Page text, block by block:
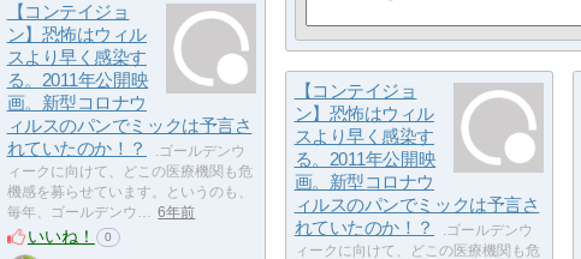
【コンテイジョ
ン】恐怖はウィル
スより早く感染す
る。2011年公開映
画。新型コロナウ
ィルスのパンでミックは予言さ
れていたのか！？
.ゴールデンウ
ィークに向けて、どこの医療機関も危
機感を募らせています。というのも、
毎年、ゴールデンウ…
6年前
いいね！ 0
【コンテイジョ
ン】恐怖はウィル
スより早く感染す
る。2011年公開映
画。新型コロナウ
ィルスのパンでミックは予言さ
れていたのか！？
.ゴールデンウ
ィークに向けて、どこの医療機関も危